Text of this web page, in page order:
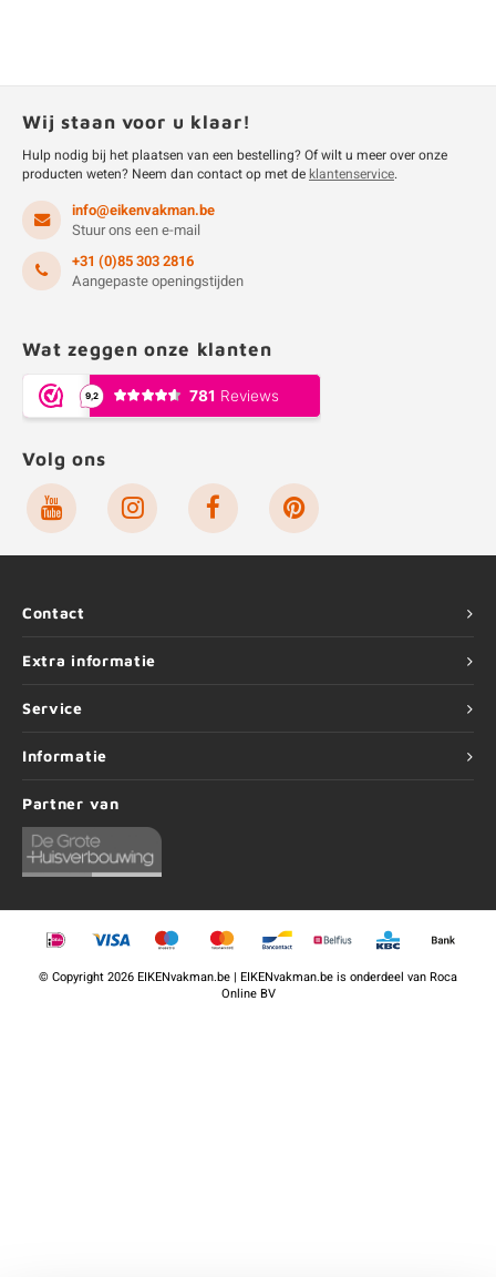
Wij staan voor u klaar!
Hulp nodig bij het plaatsen van een bestelling? Of wilt u meer over onze
producten weten? Neem dan contact op met deklantenservice.
info@eikenvakman.be
Stuur ons een e-mail
+31 (0)85 303 2816
Aangepaste openingstijden
Wat zeggen onze klanten
Volg ons
Contact
Extra informatie
Service
Informatie
Partner van
©Copyright2026 EIKENvakman.be | EIKENvakman.be is onderdeel vanRoca
Online BV